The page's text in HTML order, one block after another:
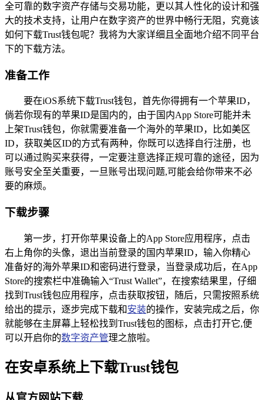
全可靠的数字资产存储与交易功能，更以其人性化的设计和强
大的技术支持，让用户在数字资产的世界中畅行无阻，究竟该
如何下载Trust钱包呢？我将为大家详细且全面地介绍不同平台
下的下载方法。
准备工作
要在iOS系统下载Trust钱包，首先你得拥有一个苹果ID，
倘若你现有的苹果ID是国内的，由于国内App Store可能并未
上架Trust钱包，你就需要准备一个海外的苹果ID，比如美区
ID，获取美区ID的方式有两种，你既可以选择自行注册，也
可以通过购买来获得，一定要注意选择正规可靠的途径，因为
账号安全至关重要，一旦账号出现问题,可能会给你带来不必
要的麻烦。
下载步骤
第一步，打开你苹果设备上的App Store应用程序，点击
右上角你的头像，退出当前登录的国内苹果ID，输入你精心
准备好的海外苹果ID和密码进行登录，当登录成功后，在App
Store的搜索栏中准确输入“Trust Wallet”，在搜索结果里，仔细
找到Trust钱包应用程序，点击获取按钮，随后，只需按照系统
给出的提示，逐步完成下载和安装的操作，安装完成之后，你
就能够在主屏幕上轻松找到Trust钱包的图标，点击打开它,便
可以开启你的数字资产管理之旅啦。
在安卓系统上下载Trust钱包
从官方网站下载